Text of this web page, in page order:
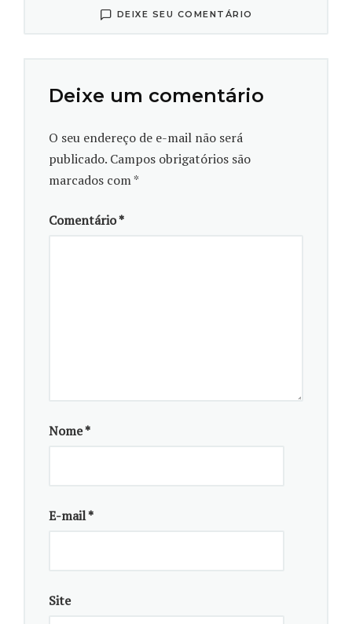
DEIXE SEU COMENTÁRIO
Deixe um comentário
O seu endereço de e-mail não será
publicado. Campos obrigatórios são
marcados com*
Comentário*
Nome*
E-mail*
Site